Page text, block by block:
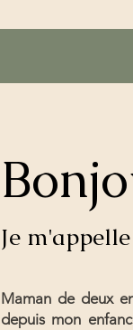
Mariage
Je
Maman de deux
depuis mon